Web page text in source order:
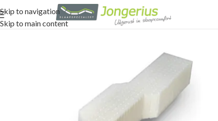
Skip to navigation
Skip to main content